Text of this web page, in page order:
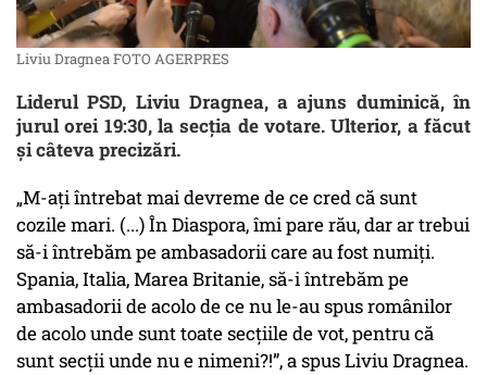
Liviu Dragnea FOTO AGERPRES
Liderul PSD, Liviu Dragnea, a ajuns duminică, în
jurul orei 19:30, la secția de votare. Ulterior, a făcut
și câteva precizări.
„M-ați întrebat mai devreme de ce cred că sunt
cozile mari. (...) În Diaspora, îmi pare rău, dar ar trebui
să-i întrebăm pe ambasadorii care au fost numiți.
Spania, Italia, Marea Britanie, să-i întrebăm pe
ambasadorii de acolo de ce nu le-au spus românilor
de acolo unde sunt toate secțiile de vot, pentru că
sunt secții unde nu e nimeni?!”, a spus Liviu Dragnea.